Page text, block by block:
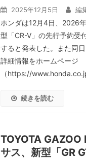
2025年12月5日 編
ホンダは12月4日、2026
型「CR-V」の先行予約受
すると発表した。また同
詳細情報をホームページ
（https://
続きを読む
TOYOTA GAZOO
サス、新型「GR